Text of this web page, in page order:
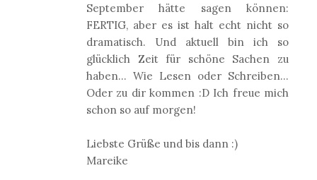
September hätte sagen können:
FERTIG, aber es ist halt echt nicht so
dramatisch. Und aktuell bin ich so
glücklich Zeit für schöne Sachen zu
haben... Wie Lesen oder Schreiben...
Oder zu dir kommen :D Ich freue mich
schon so auf morgen!
Liebste Grüße und bis dann :)
Mareike